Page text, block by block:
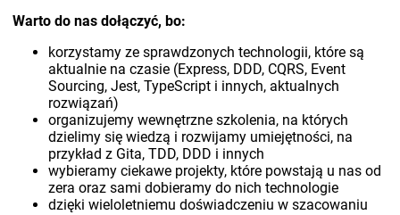
Warto do nas dołączyć, bo:
korzystamy ze sprawdzonych technologii, które są
aktualnie na czasie (Express, DDD, CQRS, Event
Sourcing, Jest, TypeScript i innych, aktualnych
rozwiązań)
organizujemy wewnętrzne szkolenia, na których
dzielimy się wiedzą i rozwijamy umiejętności, na
przykład z Gita, TDD, DDD i innych
wybieramy ciekawe projekty, które powstają u nas od
zera oraz sami dobieramy do nich technologie
dzięki wieloletniemu doświadczeniu w szacowaniu